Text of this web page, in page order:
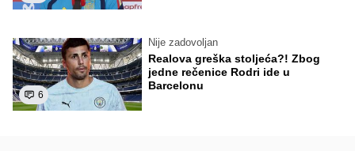
6
Nije zadovoljan
Realova greška stoljeća?! Zbog
jedne rečenice Rodri ide u
Barcelonu